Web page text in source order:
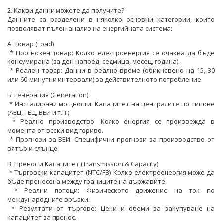
2. Какви данни можете да получите?
Данните са разделени в няколко основни категории, които
позволяват пълен анализ на енергийната система:
А. Товар (Load)
* Прогнозен товар: Колко електроенергия се очаква да бъде
консумирана (за ден напред, седмица, месец, година).
* Реален товар: Данни в реално време (обикновено на 15, 30
или 60-минутни интервали) за действителното потребление.
Б. Генерация (Generation)
* Инсталирани мощности: Капацитет на централите по типове
(АЕЦ, ТЕЦ, ВЕИ и т.н.).
* Реално производство: Колко енергия се произвежда в
момента от всеки вид гориво.
* Прогнози за ВЕИ: Специфични прогнози за производство от
вятър и слънце.
В. Пренос и Капацитет (Transmission & Capacity)
* Търговски капацитет (NTC/FB): Колко електроенергия може да
бъде пренесена между границите на държавите.
* Реални потоци: Физическото движение на ток по
международните връзки.
* Резултати от търгове: Цени и обеми за закупуване на
капацитет за пренос.